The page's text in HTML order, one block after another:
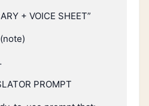
+ VOICE SHEET”
PROMPT